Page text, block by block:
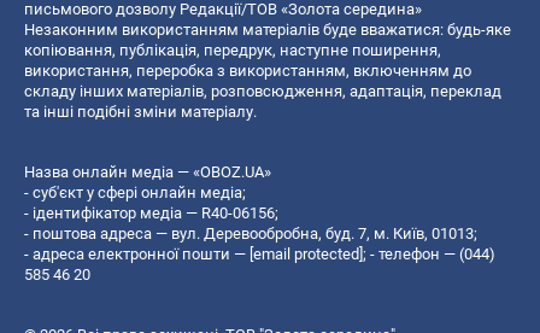
письмового дозволу Редакції/ТОВ «Золота середина»
Незаконним використанням матеріалів буде вважатися: будь-яке
копiювання, публiкацiя, передрук, наступне поширення,
використання, переробка з використанням, включенням до
складу інших матеріалів, розповсюдження, адаптація, переклад
та інші подібні зміни матеріалу.
Назва онлайн медіа — «OBOZ.UA»
- суб'єкт у сфері онлайн медіа;
- ідентифікатор медіа — R40-06156;
- поштова адреса — вул. Деревообробна, буд. 7, м. Київ, 01013;
- адреса електронної пошти — [email protected] ; - телефон — (044)
585 46 20